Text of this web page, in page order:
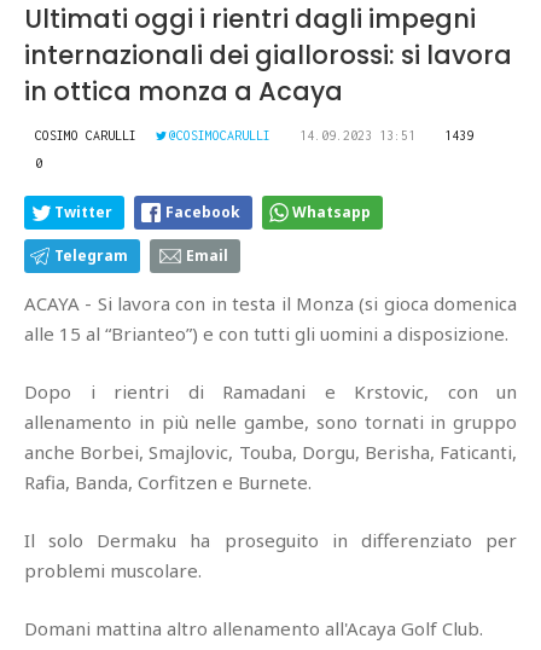
Ultimati oggi i rientri dagli impegni
internazionali dei giallorossi: si lavora
in ottica monza a Acaya
COSIMO CARULLI @COSIMOCARULLI 14.09.2023 13:51
1439
0
Twitter Facebook Whatsapp
Telegram Email
ACAYA - Si lavora con in testa il Monza (si gioca domenica
alle 15 al “Brianteo”) e con tutti gli uomini a disposizione.
Dopo i rientri di Ramadani e Krstovic, con un
allenamento in più nelle gambe, sono tornati in gruppo
anche Borbei, Smajlovic, Touba, Dorgu, Berisha, Faticanti,
Rafia, Banda, Corfitzen e Burnete.
Il solo Dermaku ha proseguito in differenziato per
problemi muscolare.
Domani mattina altro allenamento all'Acaya Golf Club.